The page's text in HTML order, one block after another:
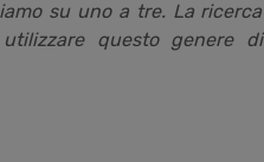
su uno a tre. La ricerca
questo genere di